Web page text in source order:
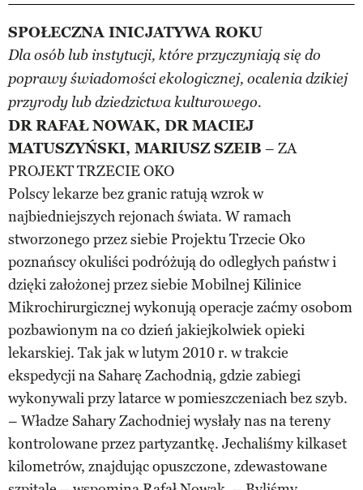
SPOŁECZNA INICJATYWA ROKU
Dla osób lub instytucji, które przyczyniają się do
poprawy świadomości ekologicznej, ocalenia dzikiej
przyrody lub dziedzictwa kulturowego.
DR RAFAŁ NOWAK, DR MACIEJ
MATUSZYŃSKI, MARIUSZ SZEIB – ZA
PROJEKT TRZECIE OKO
Polscy lekarze bez granic ratują wzrok w
najbiedniejszych rejonach świata. W ramach
stworzonego przez siebie Projektu Trzecie Oko
poznańscy okuliści podróżują do odległych państw i
dzięki założonej przez siebie Mobilnej Kilinice
Mikrochirurgicznej wykonują operacje zaćmy osobom
pozbawionym na co dzień jakiejkolwiek opieki
lekarskiej. Tak jak w lutym 2010 r. w trakcie
ekspedycji na Saharę Zachodnią, gdzie zabiegi
wykonywali przy latarce w pomieszczeniach bez szyb.
– Władze Sahary Zachodniej wysłały nas na tereny
kontrolowane przez partyzantkę. Jechaliśmy kilkaset
kilometrów, znajdując opuszczone, zdewastowane